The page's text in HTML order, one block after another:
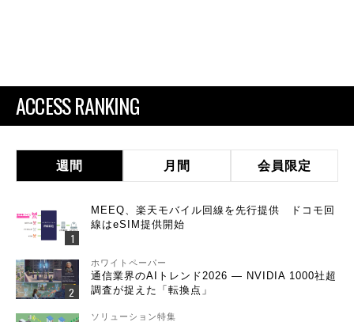
ACCESS RANKING
週間 月間 会員限定
MEEQ、楽天モバイル回線を先行提供 ドコモ回
線はeSIM提供開始
ホワイトペーパー
通信業界のAIトレンド2026 ― NVIDIA 1000社超
調査が捉えた「転換点」
ソリューション特集